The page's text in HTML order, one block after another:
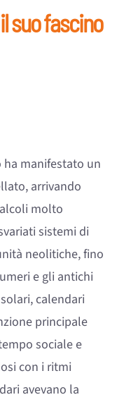
suo fascino
manifestato un
arrivando
molto
sistemi di
neolitiche, fino
e gli antichi
calendari
principale
sociale e
con i ritmi
avevano la